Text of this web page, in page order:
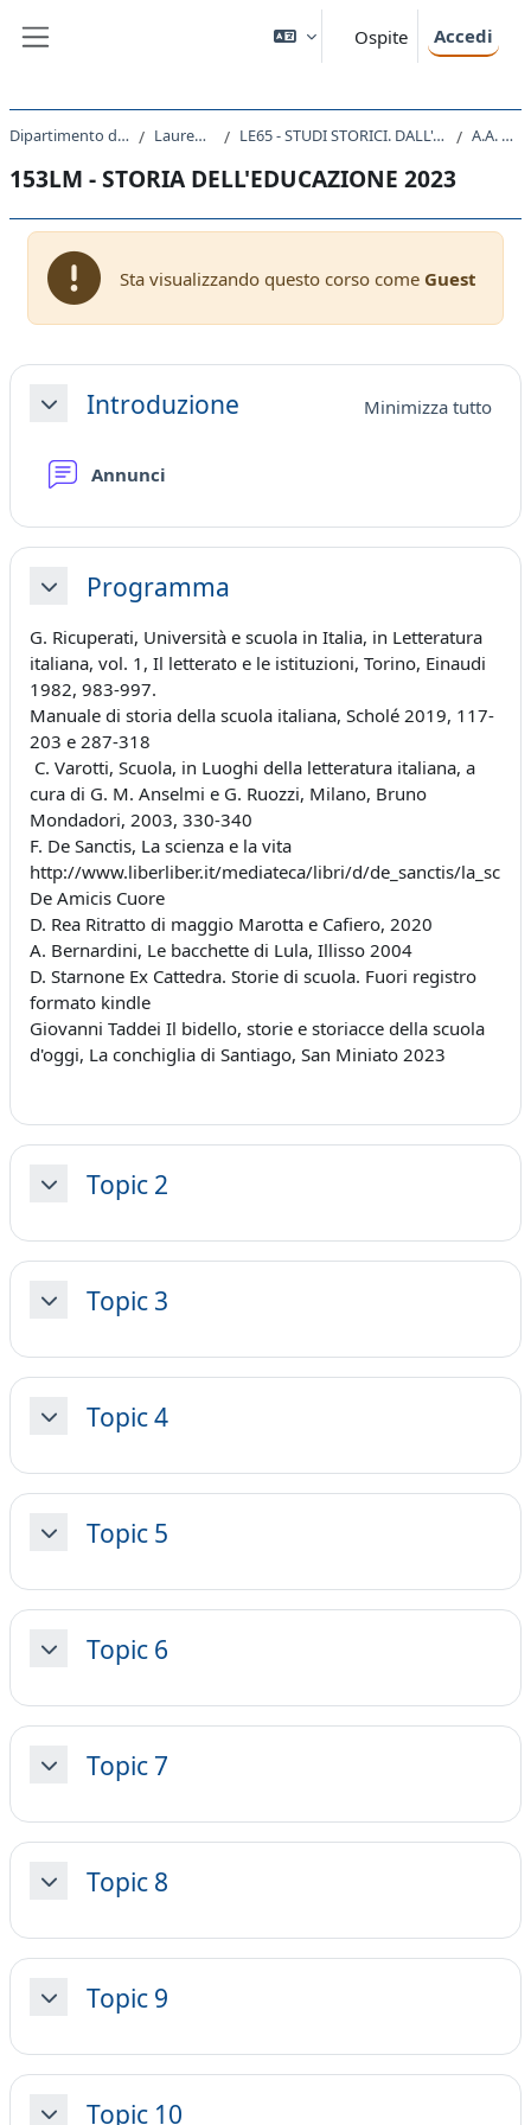
Ospite Accedi
Dipartimento di Studi Umanistici Laurea Magistrale LE65 - STUDI STORICI. DALL'ANTICO AL CONTEMPORANEO A.A. 2023 - 2024
153LM - STORIA DELL'EDUCAZIONE 2023
Sta visualizzando questo corso come Guest
Schema della sezione
MinimizzaIntroduzione Minimizza tutto
Annunci
MinimizzaProgramma
G. Ricuperati, Università e scuola in Italia, in Letteratura
italiana, vol. 1, Il letterato e le istituzioni, Torino, Einaudi
1982, 983-997.
Manuale di storia della scuola italiana, Scholé 2019, 117-
203 e 287-318
C. Varotti, Scuola, in Luoghi della letteratura italiana, a
cura di G. M. Anselmi e G. Ruozzi, Milano, Bruno
Mondadori, 2003, 330-340
F. De Sanctis, La scienza e la vita
http://www.liberliber.it/mediateca/libri/d/de_sanctis/
De Amicis Cuore
D. Rea Ritratto di maggio Marotta e Cafiero, 2020
A. Bernardini, Le bacchette di Lula, Illisso 2004
D. Starnone Ex Cattedra. Storie di scuola. Fuori registro
formato kindle
Giovanni Taddei Il bidello, storie e storiacce della scuola
d'oggi, La conchiglia di Santiago, San Miniato 2023
MinimizzaTopic 2
MinimizzaTopic 3
MinimizzaTopic 4
MinimizzaTopic 5
MinimizzaTopic 6
MinimizzaTopic 7
MinimizzaTopic 8
MinimizzaTopic 9
Topic 10